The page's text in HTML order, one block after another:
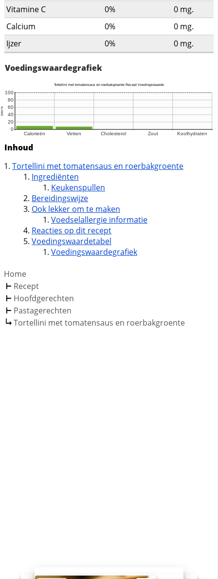
Vitamine C 0% 0 mg.
Calcium
0% 0 mg.
Ijzer
0% 0 mg.
Voedingswaardegrafiek
Inhoud
Tortellini met tomatensaus en roerbakgroente
Ingrediënten
Keukenspullen
Bereidingswijze
Ook lekker om te maken
Voedselallergie informatie
Reacties op dit recept
Voedingswaardetabel
Voedingswaardegrafiek
Home
Recept
Hoofdgerechten
Pastagerechten
Tortellini met tomatensaus en roerbakgroente